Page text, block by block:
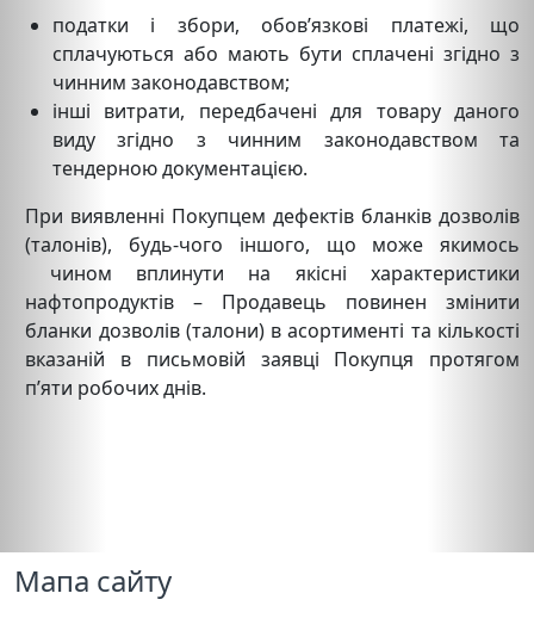
податки і збори, обов’язкові платежі, що
сплачуються або мають бути сплачені згідно з
чинним законодавством;
інші витрати, передбачені для товару даного
виду згідно з чинним законодавством та
тендерною документацією.
При виявленні Покупцем дефектів бланків дозволів
(талонів), будь-чого іншого, що може якимось
чином вплинути на якісні характеристики
нафтопродуктів – Продавець повинен змінити
бланки дозволів (талони) в асортименті та кількості
вказаній в письмовій заявці Покупця протягом
п’яти робочих днів.
Мапа сайту